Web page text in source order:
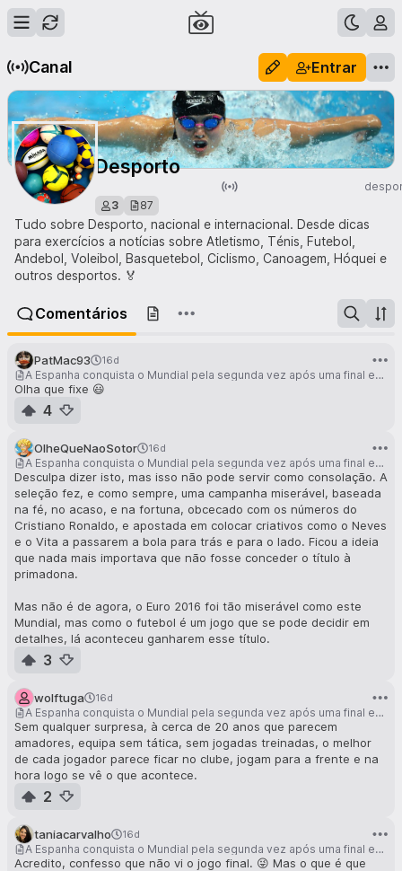
Canal Entrar
Desporto
3
87
Tudo sobre Desporto, nacional e internacional. Desde dicas
para exercícios a notícias sobre Atletismo, Ténis, Futebol,
Andebol, Voleibol, Basquetebol, Ciclismo, Canoagem, Hóquei e
outros desportos. 🏅
Comentários
PatMac93 16d
A Espanha conquista o Mundial pela segunda vez após uma final emocionante contra a Argentina
Olha que fixe 😃
4
OlheQueNaoSotor 16d
A Espanha conquista o Mundial pela segunda vez após uma final emocionante contra a Argentina
Desculpa dizer isto, mas isso não pode servir como consolação. A
seleção fez, e como sempre, uma campanha miserável, baseada
na fé, no acaso, e na fortuna, obcecado com os números do
Cristiano Ronaldo, e apostada em colocar criativos como o Neves
e o Vita a passarem a bola para trás e para o lado. Ficou a ideia
que nada mais importava que não fosse conceder o título à
primadona.
Mas não é de agora, o Euro 2016 foi tão miserável como este
Mundial, mas como o futebol é um jogo que se pode decidir em
detalhes, lá aconteceu ganharem esse título.
3
wolftuga 16d
A Espanha conquista o Mundial pela segunda vez após uma final emocionante contra a Argentina
Sem qualquer surpresa, à cerca de 20 anos que parecem
amadores, equipa sem tática, sem jogadas treinadas, o melhor
de cada jogador parece ficar no clube, jogam para a frente e na
hora logo se vê o que acontece.
2
taniacarvalho 16d
A Espanha conquista o Mundial pela segunda vez após uma final emocionante contra a Argentina
Acredito, confesso que não vi o jogo final. 😜 Mas o que é que